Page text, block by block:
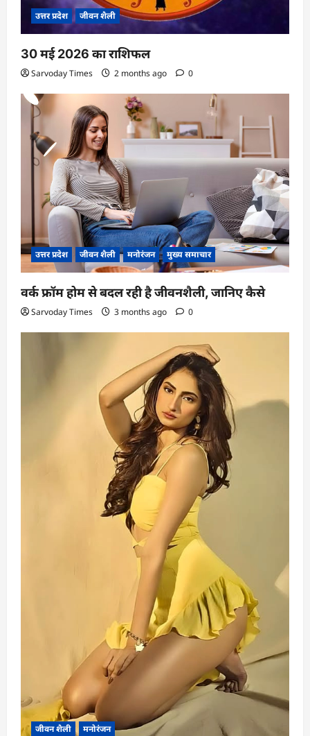
उत्तर प्रदेश जीवन शैली
30 मई 2026 का राशिफल
Sarvoday Times 2 months ago 0
उत्तर प्रदेश जीवन शैली मनोरंजन मुख्य समाचार
वर्क फ्रॉम होम से बदल रही है जीवनशैली, जानिए कैसे
Sarvoday Times 3 months ago 0
जीवन शैली मनोरंजन